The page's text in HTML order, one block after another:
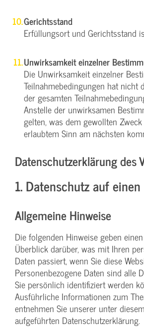
Gerichtsstand
Erfüllungsort und Gerichtsstand
Unwirksamkeit einzelner
Die Unwirksamkeit einzelner
Teilnahmebedingungen hat nicht
der gesamten
Anstelle der unwirksamen
gelten, was dem gewollten
erlaubtem Sinn am nächsten
Datenschutzerklärung des
1. Datenschutz auf
Allgemeine Hinweise
Die folgenden Hinweise geben
Überblick darüber, was mit Ihren
Daten passiert, wenn Sie diese
Personenbezogene Daten sind alle
Sie persönlich identifiziert werden
Ausführliche Informationen zum
entnehmen Sie unserer unter
aufgeführten Datenschutzerklärung.